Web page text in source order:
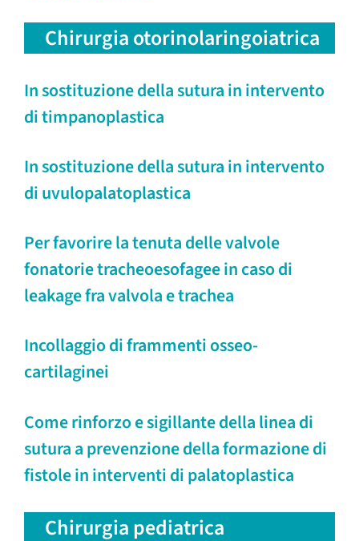
Chirurgia otorinolaringoiatrica
In sostituzione della sutura in intervento
di timpanoplastica
In sostituzione della sutura in intervento
di uvulopalatoplastica
Per favorire la tenuta delle valvole
fonatorie tracheoesofagee in caso di
leakage fra valvola e trachea
Incollaggio di frammenti osseo-
cartilaginei
Come rinforzo e sigillante della linea di
sutura a prevenzione della formazione di
fistole in interventi di palatoplastica
Chirurgia pediatrica